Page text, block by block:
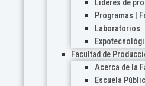
Líderes de
Programas |
Laboratorios
Facultad de
Acerca de la
Escuela